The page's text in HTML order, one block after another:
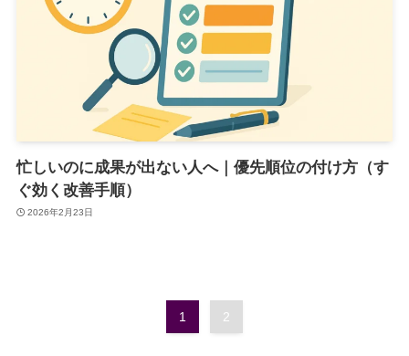
忙しいのに成果が出ない人へ｜優先順位の付け方（す
ぐ効く改善手順）
2026年2月23日
1 2